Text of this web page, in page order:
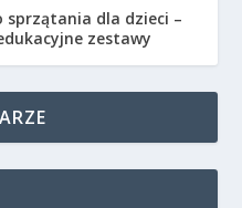
dla dzieci –
zestawy